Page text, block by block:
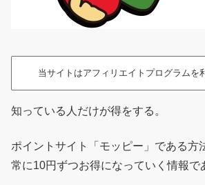
当サイトはアフィリエイトプログラムを
知っている人だけが得をする。
ポイントサイト「モッピー」である方
常に10円ずつお得になっていく情報で